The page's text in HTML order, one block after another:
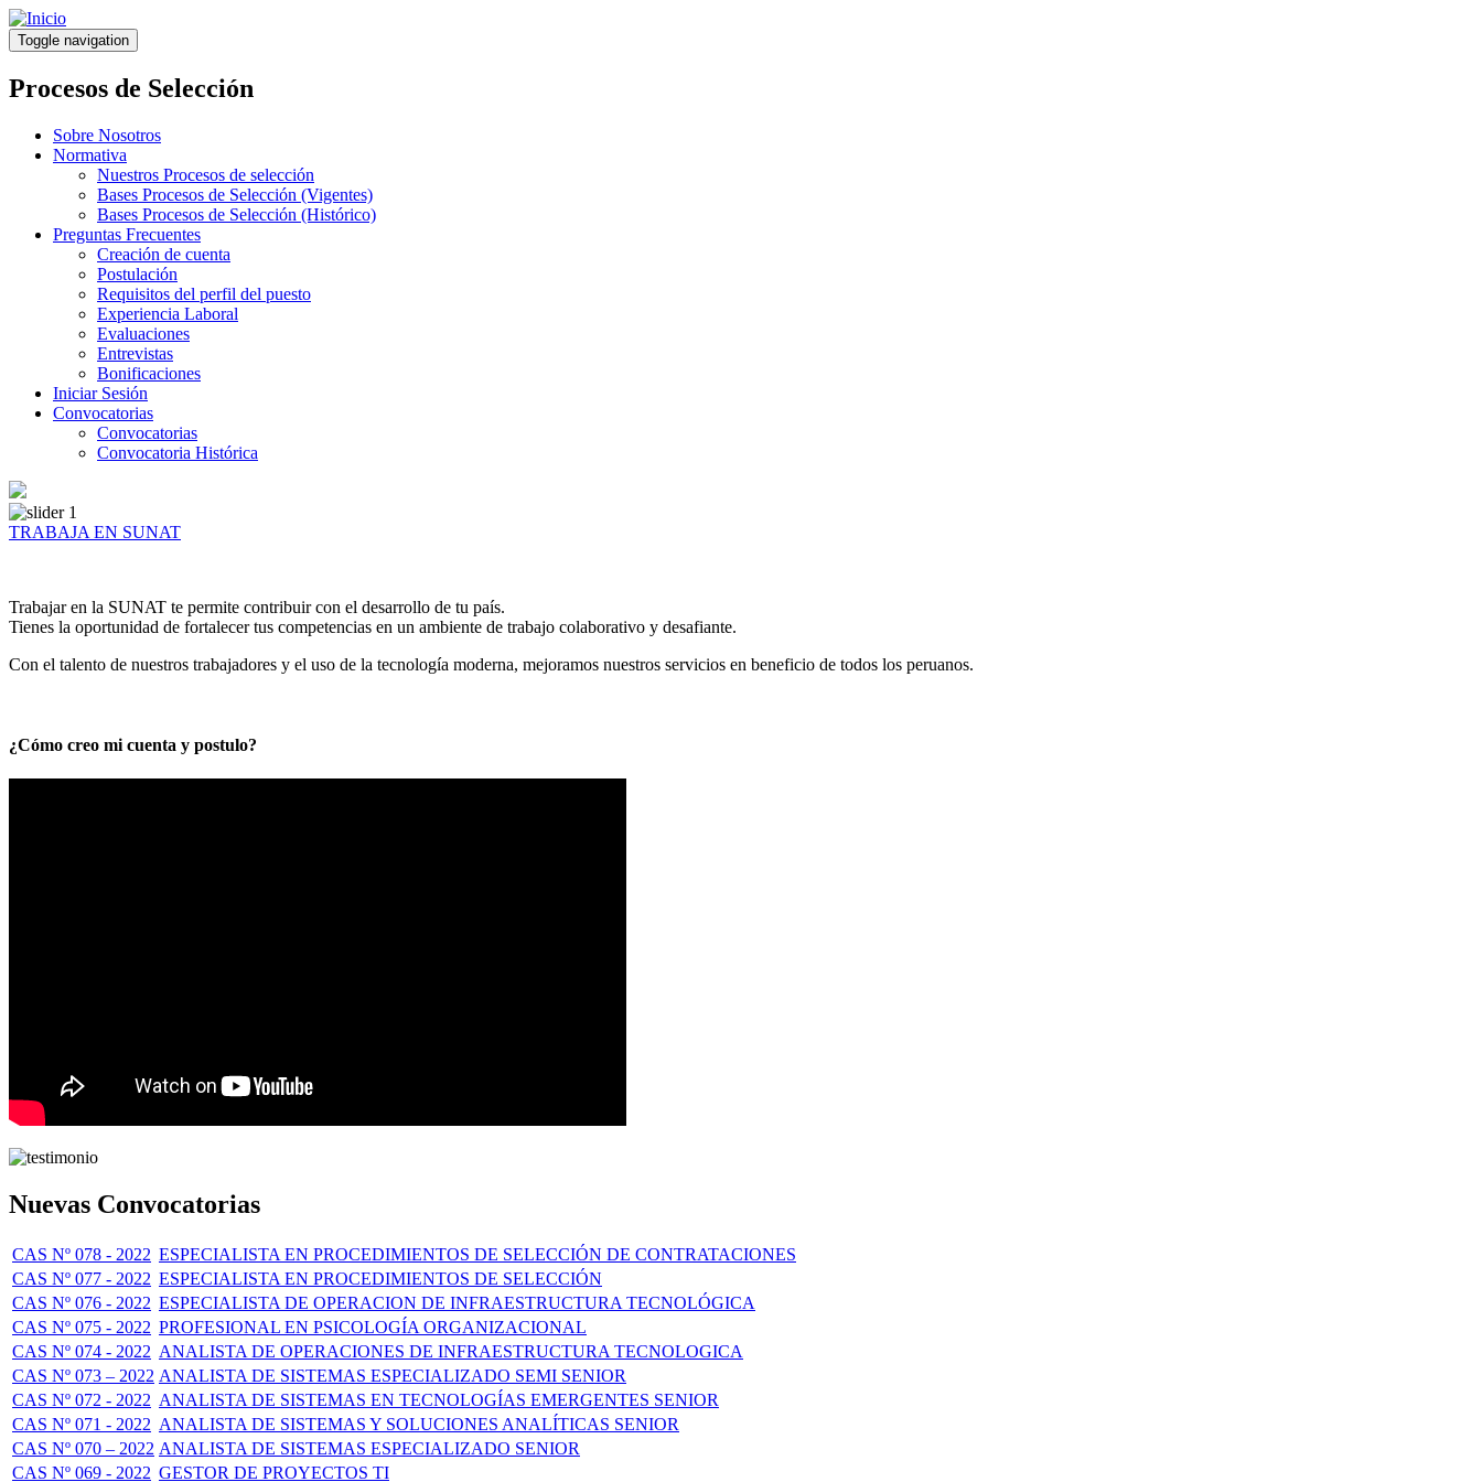
Pasar
al
contenido
principal
Toggle navigation
Procesos de Selección
Sobre Nosotros
Normativa
Nuestros Procesos de selección
Bases Procesos de Selección (Vigentes)
Bases Procesos de Selección (Histórico)
Preguntas Frecuentes
Creación de cuenta
Postulación
Requisitos del perfil del puesto
Experiencia Laboral
Evaluaciones
Entrevistas
Bonificaciones
Iniciar Sesión
Convocatorias
Convocatorias
Convocatoria Histórica
TRABAJA EN SUNAT
Trabajar en la SUNAT te permite contribuir con el desarrollo de tu país.
Tienes la oportunidad de fortalecer tus competencias en un ambiente de trabajo colaborativo y desafiante.
Con el talento de nuestros trabajadores y el uso de la tecnología moderna, mejoramos nuestros servicios en beneficio de todos los peruanos.
¿Cómo creo mi cuenta y postulo?
Nuevas Convocatorias
CAS Nº 078 - 2022 ESPECIALISTA EN PROCEDIMIENTOS DE SELECCIÓN DE CONTRATACIONES
CAS Nº 077 - 2022 ESPECIALISTA EN PROCEDIMIENTOS DE SELECCIÓN
CAS Nº 076 - 2022 ESPECIALISTA DE OPERACION DE INFRAESTRUCTURA TECNOLÓGICA
CAS Nº 075 - 2022 PROFESIONAL EN PSICOLOGÍA ORGANIZACIONAL
CAS Nº 074 - 2022 ANALISTA DE OPERACIONES DE INFRAESTRUCTURA TECNOLOGICA
CAS Nº 073 – 2022 ANALISTA DE SISTEMAS ESPECIALIZADO SEMI SENIOR
CAS Nº 072 - 2022 ANALISTA DE SISTEMAS EN TECNOLOGÍAS EMERGENTES SENIOR
CAS Nº 071 - 2022 ANALISTA DE SISTEMAS Y SOLUCIONES ANALÍTICAS SENIOR
CAS Nº 070 – 2022 ANALISTA DE SISTEMAS ESPECIALIZADO SENIOR
CAS Nº 069 - 2022 GESTOR DE PROYECTOS TI